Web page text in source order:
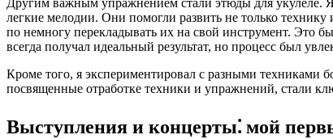
Другим важным упражнением стали этюды для укулеле.
легкие мелодии. Они помогли развить не только
по немногу перекладывать их на свой инструмент. Это
всегда получал идеальный результат, но процесс был
Кроме того, я экспериментировал с разными техниками
посвященные отработке техники и упражнений, стали
Выступления и концерты⁚ мой